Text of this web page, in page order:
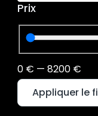
Prix
0 € — 8200 €
Appliquer le